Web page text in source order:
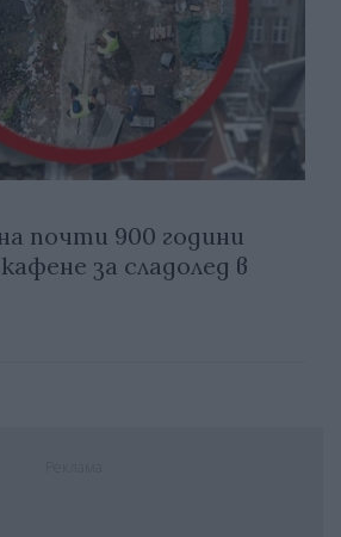
почти 900 години
за сладолед в